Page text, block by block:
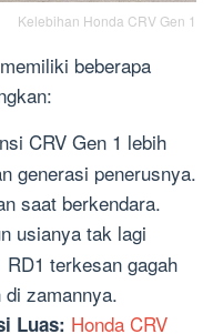
Kelebihan Honda CRV Gen 1
beberapa
CRV Gen 1 lebih
generasi penerusnya.
saat berkendara.
usianya tak lagi
terkesan gagah
zamannya.
Luas: Honda CRV